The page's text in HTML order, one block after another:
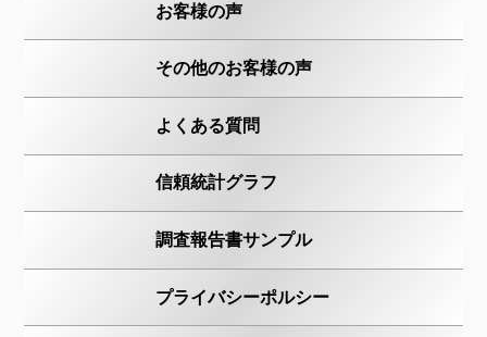
お客様の声
その他のお客様の声
よくある質問
信頼統計グラフ
調査報告書サンプル
プライバシーポルシー